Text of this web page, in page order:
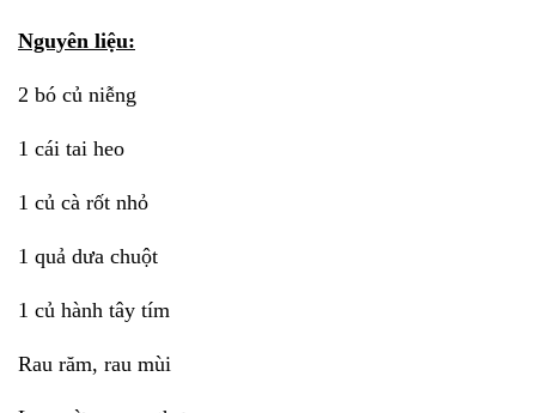
Nguyên liệu:
2 bó củ niễng
1 cái tai heo
1 củ cà rốt nhỏ
1 quả dưa chuột
1 củ hành tây tím
Rau răm, rau mùi